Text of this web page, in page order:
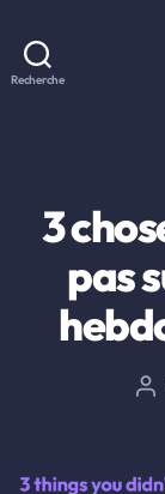
Recherche
3
pas